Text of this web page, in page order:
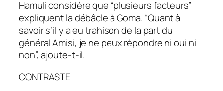
Hamuli considère que “plusieurs facteurs”
expliquent la débâcle à Goma. “Quant à
savoir s’il y a eu trahison de la part du
général Amisi, je ne peux répondre ni oui ni
non”, ajoute-t-il.
CONTRASTE